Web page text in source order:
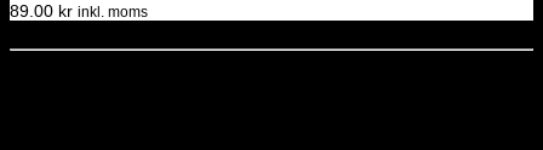
89.00 kr inkl. moms